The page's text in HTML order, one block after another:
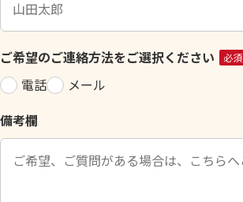
ィ
ー
ル
ド
空
の
ご希望のご連絡方法をご選択ください 必須
電話
メール
備考欄